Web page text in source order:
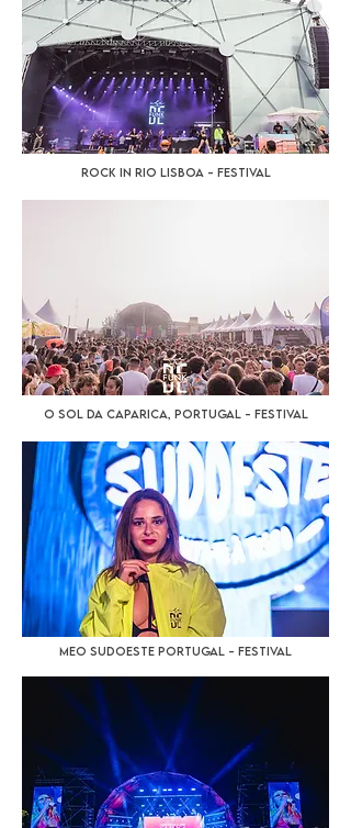
Rock In Rio Lisboa - Festival
O Sol da Caparica, Portugal - Festival
Meo Sudoeste Portugal - Festival